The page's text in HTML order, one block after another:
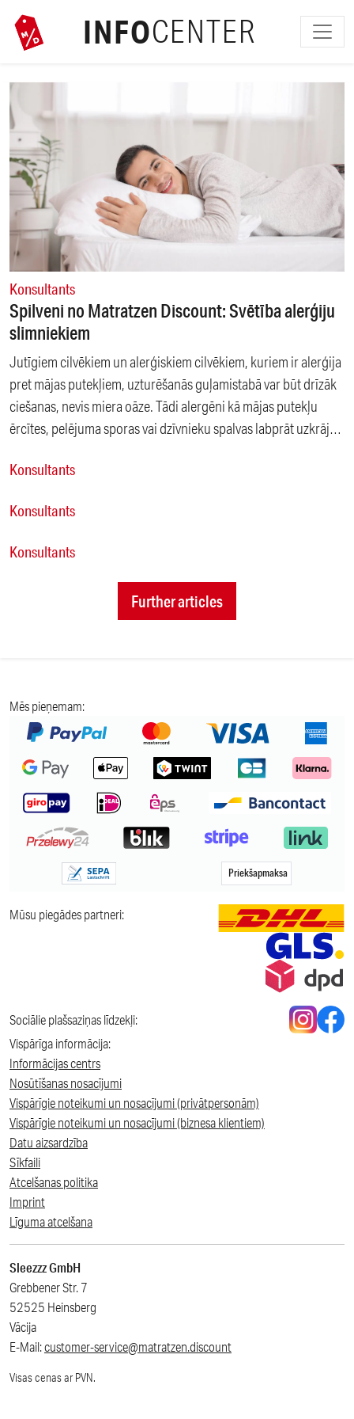
INFOCENTER
Konsultants
Spilveni no Matratzen Discount: Svētība alerģiju
slimniekiem
Jutīgiem cilvēkiem un alerģiskiem cilvēkiem, kuriem ir alerģija
pret mājas putekļiem, uzturēšanās guļamistabā var būt drīzāk
ciešanas, nevis miera oāze. Tādi alergēni kā mājas putekļu
ērcītes, pelējuma sporas vai dzīvnieku spalvas labprāt uzkrājas
aizliktu degunu, šķaudīšanu, niezi vai pat astmu.
Konsultants
Konsultants
Konsultants
Further articles
Mēs pieņemam:
Priekšapmaksa
Mūsu piegādes partneri:
Sociālie plašsaziņas līdzekļi:
Vispārīga informācija:
Informācijas centrs
Nosūtīšanas nosacījumi
Vispārīgie noteikumi un nosacījumi (privātpersonām)
Vispārīgie noteikumi un nosacījumi (biznesa klientiem)
Datu aizsardzība
Sīkfaili
Atcelšanas politika
Imprint
Līguma atcelšana
Sleezzz GmbH
Grebbener Str. 7
52525 Heinsberg
Vācija
E-Mail:customer-service@matratzen.discount
Visas cenas ar PVN.